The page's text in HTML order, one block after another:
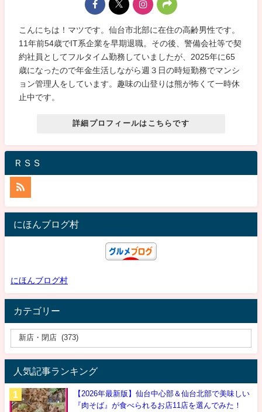
こんにちは！マツです。仙台市北部に在住の高齢男性です。
11年前54歳でIT系企業を早期退職。その後、警備会社等で契
約社員としてフルタイム勤務していましたが、2025年に65
歳になったので年金生活しながら週３日の時短勤務でマンシ
ョン管理人をしています。趣味の山登りは熊が怖くて一時休
止中です。
詳細プロフィールはこちらです
ＲＳＳ
にほんブログ村
にほんブログ村
カテゴリー
人気記事ランキング
【2026年最新版】仙台中心部＆仙台北部で美味しい
『肉そば』が食べられるお店11店を選んでみた！